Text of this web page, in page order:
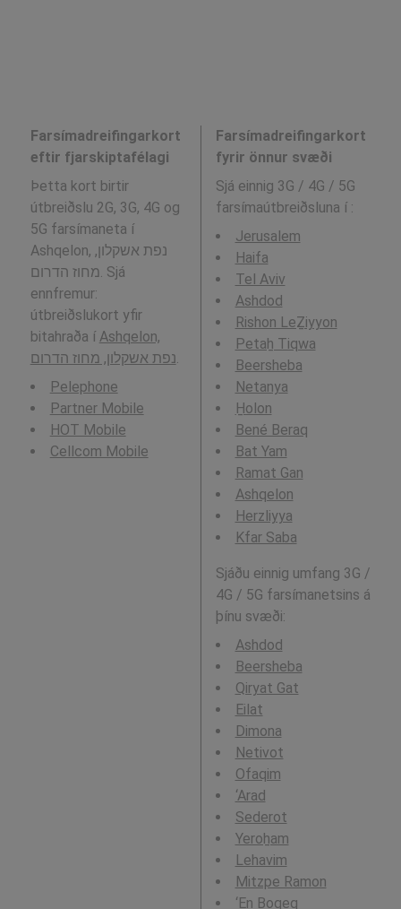
Farsímadreifingarkort
eftir fjarskiptafélagi
Þetta kort birtir
útbreiðslu 2G, 3G, 4G og
5G farsímaneta í
Ashqelon, נפת אשקלון,
מחוז הדרום. Sjá
ennfremur:
útbreiðslukort yfir
bitahraða í Ashqelon,
נפת אשקלון, מחוז הדרום
Pelephone
Partner Mobile
HOT Mobile
Cellcom Mobile
Farsímadreifingarkort
fyrir önnur svæði
Sjá einnig 3G / 4G / 5G
farsímaútbreiðsluna í :
Jerusalem
Haifa
Tel Aviv
Ashdod
Rishon LeẔiyyon
Petaẖ Tiqwa
Beersheba
Netanya
H̱olon
Bené Beraq
Bat Yam
Ramat Gan
Ashqelon
Herzliyya
Kfar Saba
Sjáðu einnig umfang 3G /
4G / 5G farsímanetsins á
þínu svæði:
Ashdod
Beersheba
Qiryat Gat
Eilat
Dimona
Netivot
Ofaqim
‘Arad
Sederot
Yeroẖam
Lehavim
Mitzpe Ramon
‘En Boqeq